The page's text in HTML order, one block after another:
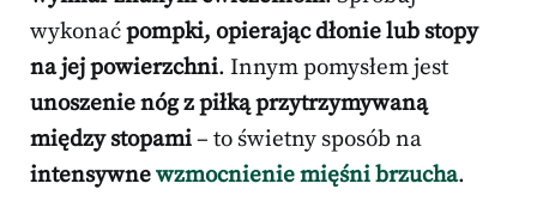
wykonaćpompki, opierając dłonie lub stopy
na jej powierzchni. Innym pomysłem jest
unoszenie nóg z piłką przytrzymywaną
między stopami– to świetny sposób na
intensywnewzmocnienie mięśni brzucha.